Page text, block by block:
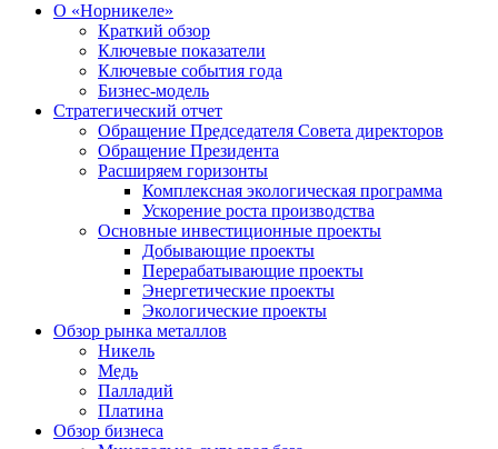
О «Норникеле»
Краткий обзор
Ключевые показатели
Ключевые события года
Бизнес-модель
Стратегический отчет
Обращение Председателя Совета директоров
Обращение Президента
Расширяем горизонты
Комплексная экологическая программа
Ускорение роста производства
Основные инвестиционные проекты
Добывающие проекты
Перерабатывающие проекты
Энергетические проекты
Экологические проекты
Обзор рынка металлов
Никель
Медь
Палладий
Платина
Обзор бизнеса